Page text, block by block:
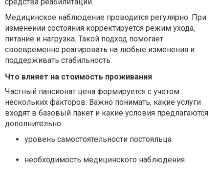
Медицинское наблюдение проводится регулярно. При
изменении состояния корректируется режим ухода,
питание и нагрузка. Такой подход помогает
своевременно реагировать на любые изменения и
поддерживать стабильность.
Что влияет на стоимость проживания
Частный пансионат цена формируется с учетом
нескольких факторов. Важно понимать, какие услуги
входят в базовый пакет и какие условия предлагаются
дополнительно.
уровень самостоятельности постояльца
необходимость медицинского наблюдения